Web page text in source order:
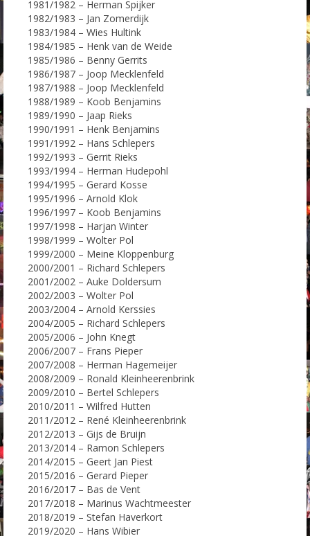
1981/1982 – Herman Spijker
1982/1983 – Jan Zomerdijk
1983/1984 – Wies Hultink
1984/1985 – Henk van de Weide
1985/1986 – Benny Gerrits
1986/1987 – Joop Mecklenfeld
1987/1988 – Joop Mecklenfeld
1988/1989 – Koob Benjamins
1989/1990 – Jaap Rieks
1990/1991 – Henk Benjamins
1991/1992 – Hans Schlepers
1992/1993 – Gerrit Rieks
1993/1994 – Herman Hudepohl
1994/1995 – Gerard Kosse
1995/1996 – Arnold Klok
1996/1997 – Koob Benjamins
1997/1998 – Harjan Winter
1998/1999 – Wolter Pol
1999/2000 – Meine Kloppenburg
2000/2001 – Richard Schlepers
2001/2002 – Auke Doldersum
2002/2003 – Wolter Pol
2003/2004 – Arnold Kerssies
2004/2005 – Richard Schlepers
2005/2006 – John Knegt
2006/2007 – Frans Pieper
2007/2008 – Herman Hagemeijer
2008/2009 – Ronald Kleinheerenbrink
2009/2010 – Bertel Schlepers
2010/2011 – Wilfred Hutten
2011/2012 – René Kleinheerenbrink
2012/2013 – Gijs de Bruijn
2013/2014 – Ramon Schlepers
2014/2015 – Geert Jan Piest
2015/2016 – Gerard Pieper
2016/2017 – Bas de Vent
2017/2018 – Marinus Wachtmeester
2018/2019 – Stefan Haverkort
2019/2020 – Hans Wibier